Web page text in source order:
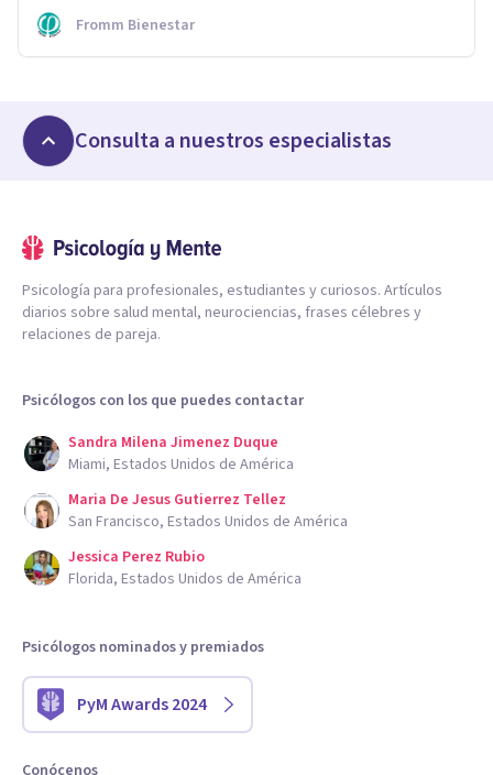
Fromm Bienestar
Consulta a nuestros especialistas
Psicología para profesionales, estudiantes y curiosos. Artículos
diarios sobre salud mental, neurociencias, frases célebres y
relaciones de pareja.
Psicólogos con los que puedes contactar
Sandra Milena Jimenez Duque
Miami, Estados Unidos de América
Maria De Jesus Gutierrez Tellez
San Francisco, Estados Unidos de América
Jessica Perez Rubio
Florida, Estados Unidos de América
Psicólogos nominados y premiados
PyM Awards 2024
Conócenos